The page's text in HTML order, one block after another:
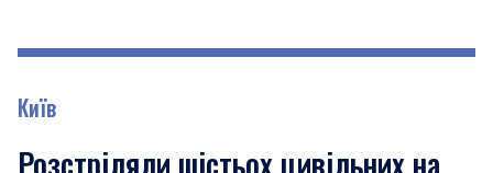
Київ
Розстріляли шістьох цивільних на